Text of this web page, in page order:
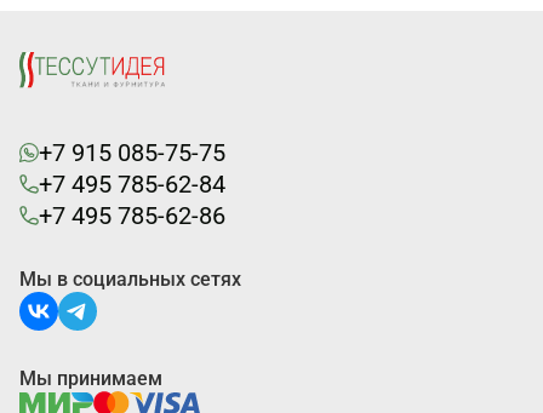
+7 915 085-75-75
+7 495 785-62-84
+7 495 785-62-86
Мы в социальных сетях
Мы принимаем